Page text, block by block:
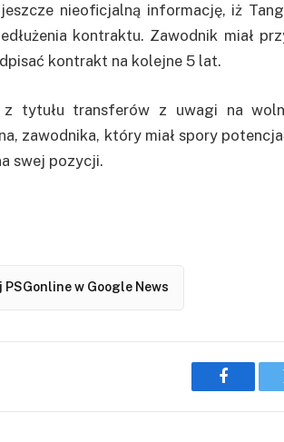
nieoficjalną informację, iż
kontraktu. Zawodnik miał
kontrakt na kolejne 5 lat.
z tytułu transferów z uwagi na
zawodnika, który miał spory
swej pozycji.
PSGonline w Google News